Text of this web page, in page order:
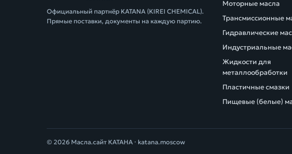
Официальный партнёр KATANA (KIREI CHEMICAL).
Прямые поставки, документы на каждую партию.
Моторные масла
Трансмиссионные
Гидравлические
Индустриальные
Жидкости для
металлообработки
Пластичные смазки
Пищевые (белые)
© 2026 Масла.сайт КАТАНА · katana.moscow